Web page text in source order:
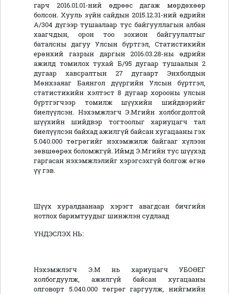
гарч 2016.01.01-ний өдрөөс дагаж мөрдөхөөр
болсон. Хууль зүйн сайдын 2015.12.31-ний өдрийн
А/304 дүгээр тушаалаар тус байгууллагын албан
хаагчдын, орон тоо зохион байгуулалтыг
баталсны дагуу Улсын бүртгэл, Статистикийн
ерөнхий газрын даргын 2016.03.28-ны өдрийн
ажилд томилох тухай Б/95 дугаар тушаалын 2
дугаар хавсралтын 27 дугаарт Энхболдын
Мөнхзаяаг Баянгол дүүргийн Улсын бүртгэл,
статистикийн хэлтэст 8 дугаар хорооны улсын
бүртгэгчээр томилж шүүхийн шийдвэрийг
биелүүлсэн. Нэхэмжлэгч Э.Мгийн холбогдолтой
шүүхийн шийдвэр тогтоолыг хариуцагч тал
биелүүлсэн байхад ажилгүй байсан хугацааны гэх
5.040.000 төгрөгийг нэхэмжилж байгааг хүлээн
зөвшөөрөх боломжгүй. Иймд Э.Мгийн тус шүүхэд
гаргасан нэхэмжлэлийг хэрэгсэхгүй болгож өгнө
үү гэв.
Шүүх хуралдаанаар хэрэгт авагдсан бичгийн
нотлох баримтуудыг шинжлэн судлаад
ҮНДЭСЛЭХ НЬ:
Нэхэмжлэгч Э.М нь хариуцагч УБОӨЕГ
холбогдуулж, ажилгүй байсан хугацааны
олговорт 5.040.000 төгрөг гаргуулж, нийгмийн